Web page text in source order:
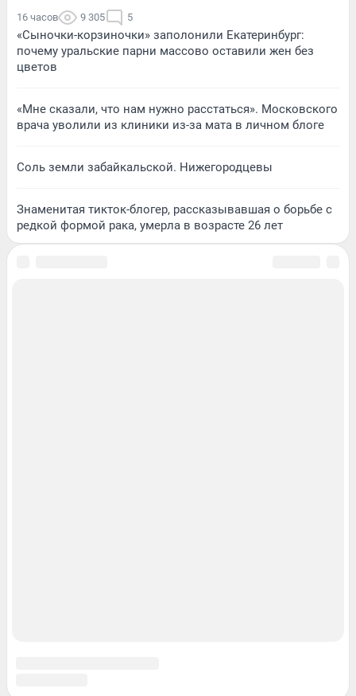
16 часов 9 305 5
«Сыночки-корзиночки» заполонили Екатеринбург:
почему уральские парни массово оставили жен без
цветов
«Мне сказали, что нам нужно расстаться». Московского
врача уволили из клиники из-за мата в личном блоге
Соль земли забайкальской. Нижегородцевы
Знаменитая тикток-блогер, рассказывавшая о борьбе с
редкой формой рака, умерла в возрасте 26 лет